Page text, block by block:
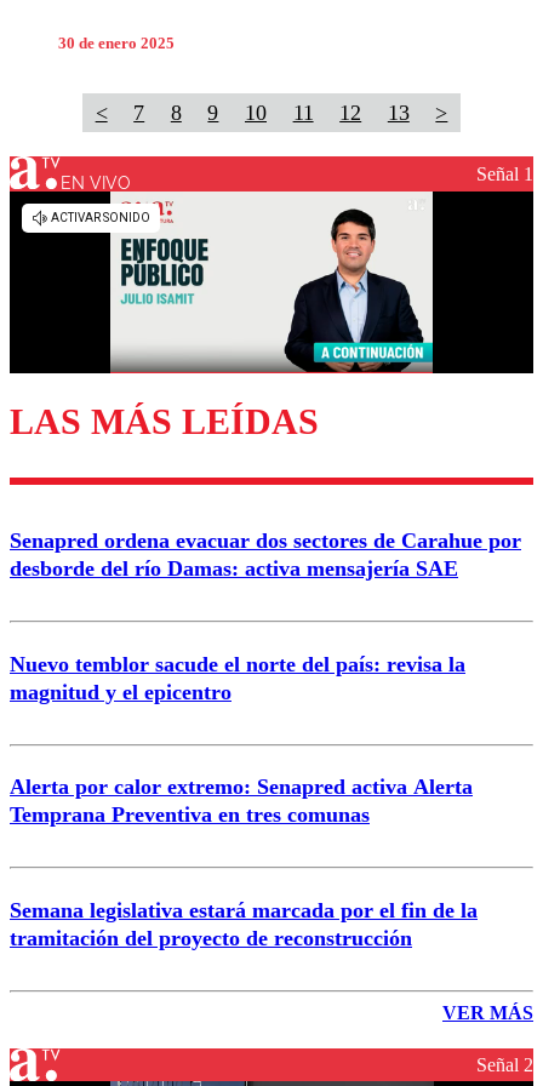
30 de enero 2025
< 7 8 9 10 11 12 13 >
EN VIVO Señal 1
LAS MÁS LEÍDAS
Senapred ordena evacuar dos sectores de Carahue por
desborde del río Damas: activa mensajería SAE
Nuevo temblor sacude el norte del país: revisa la
magnitud y el epicentro
Alerta por calor extremo: Senapred activa Alerta
Temprana Preventiva en tres comunas
Semana legislativa estará marcada por el fin de la
tramitación del proyecto de reconstrucción
VER MÁS
Señal 2